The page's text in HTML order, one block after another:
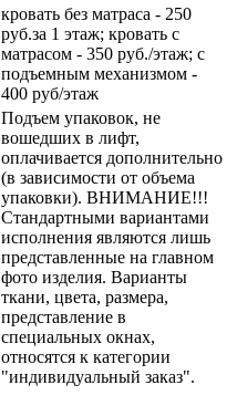
кровать без матраса - 250
руб.за 1 этаж; кровать с
матрасом - 350 руб./этаж; с
подъемным механизмом -
400 руб/этаж
Подъем упаковок, не
вошедших в лифт,
оплачивается дополнительно
(в зависимости от объема
упаковки). ВНИМАНИЕ!!!
Стандартными вариантами
исполнения являются лишь
представленные на главном
фото изделия. Варианты
ткани, цвета, размера,
представление в
специальных окнах,
относятся к категории
"индивидуальный заказ".